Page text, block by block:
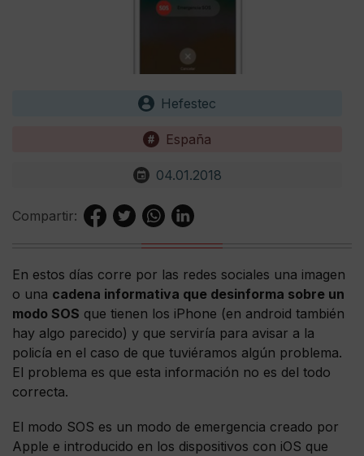
Hefestec
España
04.01.2018
Compartir:
En estos días corre por las redes sociales una imagen
o una cadena informativa que desinforma sobre un
modo SOS que tienen los iPhone (en android también
hay algo parecido) y que serviría para avisar a la
policía en el caso de que tuviéramos algún problema.
El problema es que esta información no es del todo
correcta.
El modo SOS es un modo de emergencia creado por
Apple e introducido en los dispositivos con iOS que